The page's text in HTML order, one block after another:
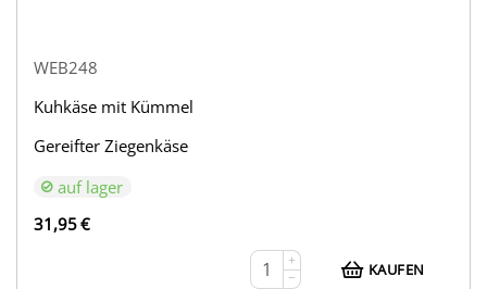
WEB248
Kuhkäse mit Kümmel
Gereifter Ziegenkäse
auf lager
31,95€
+
−
KAUFEN